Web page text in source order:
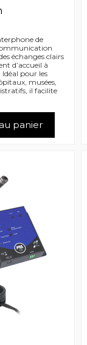
de
échanges clairs
d’accueil à
pour les
musées,
il facilite
panier